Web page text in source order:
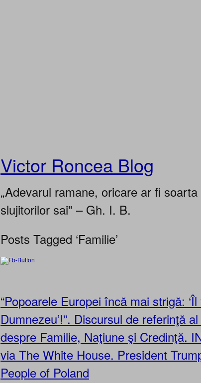
Victor Roncea Blog
„Adevarul ramane, oricare ar fi soarta
slujitorilor sai" – Gh. I. B.
Posts Tagged ‘Familie’
“Popoarele Europei încă mai strigă:
Dumnezeu’!”. Discursul de referinţă
despre Familie, Naţiune şi Credinţă.
via The White House. President
People of Poland